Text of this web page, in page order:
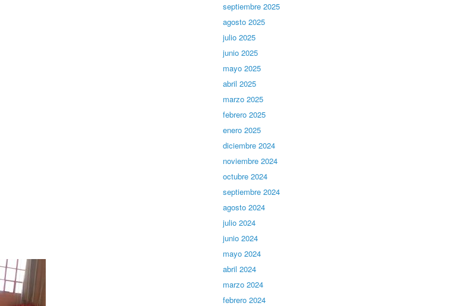
septiembre 2025
agosto 2025
julio 2025
junio 2025
mayo 2025
abril 2025
marzo 2025
febrero 2025
enero 2025
diciembre 2024
noviembre 2024
octubre 2024
septiembre 2024
agosto 2024
julio 2024
junio 2024
mayo 2024
abril 2024
marzo 2024
febrero 2024